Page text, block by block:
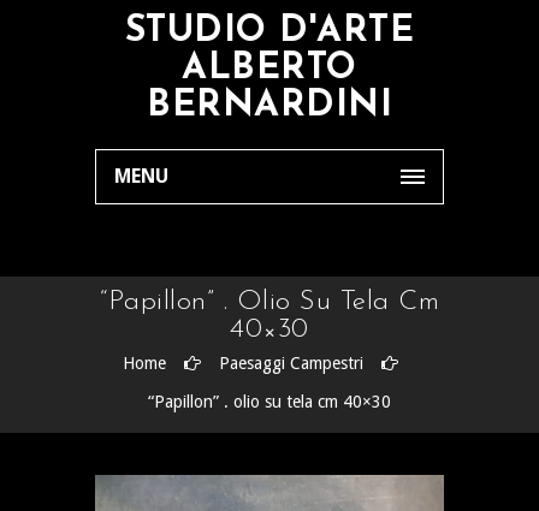
STUDIO D'ARTE
ALBERTO
BERNARDINI
MENU
“Papillon” . Olio Su Tela Cm
40×30
Home
Paesaggi Campestri
“Papillon” . olio su tela cm 40×30